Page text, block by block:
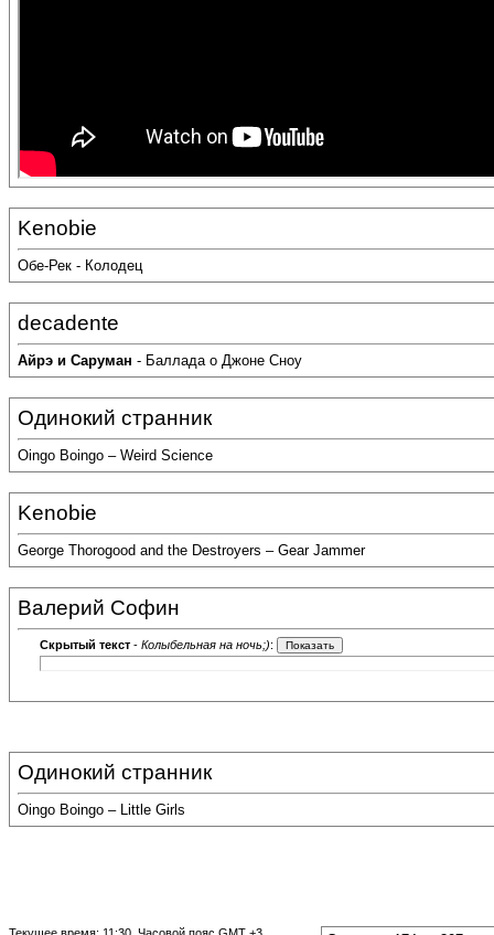
Kenobie
Обе-Рек - Колодец
decadente
Айрэ и Саруман - Баллада о Джоне Сноу
Одинокий странник
Oingo Boingo – Weird Science
Kenobie
George Thorogood and the Destroyers – Gear Jammer
Валерий Софин
Скрытый текст - Колыбельная на ночь;):
Одинокий странник
Oingo Boingo – Little Girls